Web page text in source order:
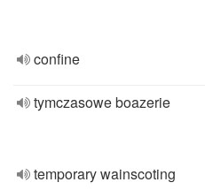
confine
tymczasowe boazerie
temporary wainscoting